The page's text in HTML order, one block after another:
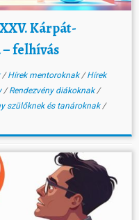
Kárpát-
felhívás
/Hírek mentoroknak/Hírek
/Rendezvény diákoknak/
szülőknek és tanároknak/